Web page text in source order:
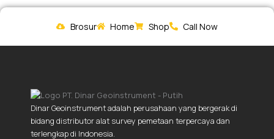
Brosur Home Shop Call Now
Dinar Geoinstrument adalah perusahaan yang bergerak di
bidang distributor alat survey pemetaan terpercaya dan
terlengkap di Indonesia.